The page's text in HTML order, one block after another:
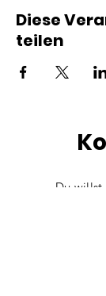
Diese
teilen
Du